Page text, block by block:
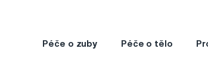
Péče o zuby Péče o tělo